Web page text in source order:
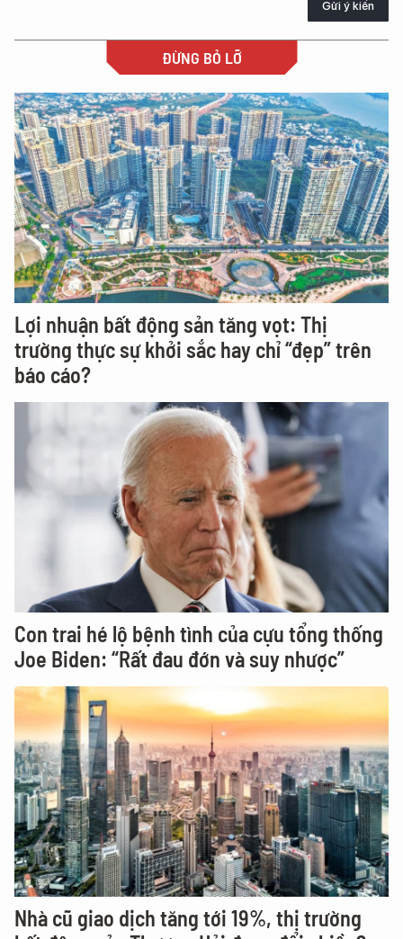
Gửi ý kiến
ĐỪNG BỎ LỠ
Lợi nhuận bất động sản tăng vọt: Thị
trường thực sự khởi sắc hay chỉ “đẹp” trên
báo cáo?
Con trai hé lộ bệnh tình của cựu tổng thống
Joe Biden: “Rất đau đớn và suy nhược”
Nhà cũ giao dịch tăng tới 19%, thị trường